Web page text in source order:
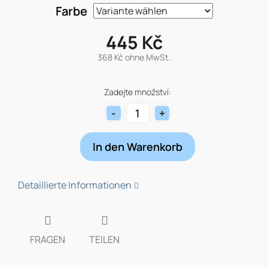
Farbe
445 Kč
368 Kč ohne MwSt.
Zadejte množství:
In den Warenkorb
Detaillierte Informationen
FRAGEN TEILEN